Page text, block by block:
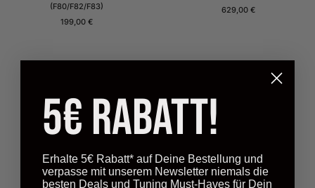
(F80/F82/F83)
Angebotspreis
199,00 €
Angebotspreis
629,00 €
5€ Rabatt!
Erhalte 5€ Rabatt* auf Deine Bestellung und
verpasse mit unserem Newsletter niemals die
besten Deals und Tuning Must-Haves für Dein